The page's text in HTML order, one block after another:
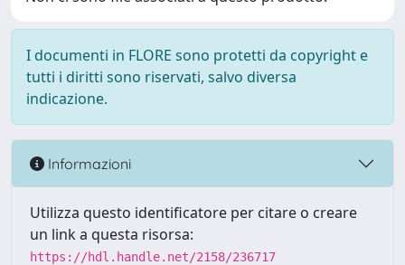
I documenti in FLORE sono protetti da copyright e
tutti i diritti sono riservati, salvo diversa
indicazione.
Informazioni
Utilizza questo identificatore per citare o creare
un link a questa risorsa:
https://hdl.handle.net/2158/236717